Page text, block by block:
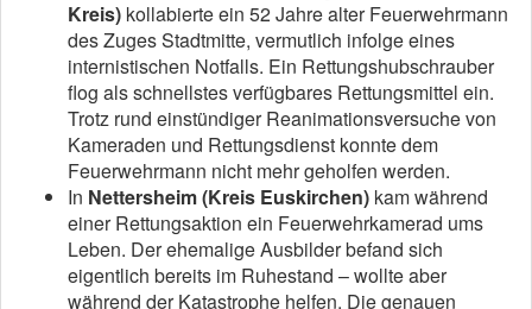
Kreis) kollabierte ein 52 Jahre alter Feuerwehrmann
des Zuges Stadtmitte, vermutlich infolge eines
internistischen Notfalls. Ein Rettungshubschrauber
flog als schnellstes verfügbares Rettungsmittel ein.
Trotz rund einstündiger Reanimationsversuche von
Kameraden und Rettungsdienst konnte dem
Feuerwehrmann nicht mehr geholfen werden.
In Nettersheim (Kreis Euskirchen) kam während
einer Rettungsaktion ein Feuerwehrkamerad ums
Leben. Der ehemalige Ausbilder befand sich
eigentlich bereits im Ruhestand – wollte aber
während der Katastrophe helfen. Die genauen